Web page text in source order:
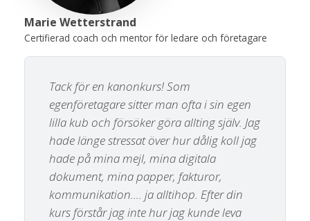
Marie Wetterstrand
Certifierad coach och mentor för ledare och företagare
Tack för en kanonkurs! Som
egenföretagare sitter man ofta i sin egen
lilla kub och försöker göra allting själv. Jag
hade länge stressat över hur dålig koll jag
hade på mina mejl, mina digitala
dokument, mina papper, fakturor,
kommunikation.... ja alltihop. Efter din
kurs förstår jag inte hur jag kunde leva